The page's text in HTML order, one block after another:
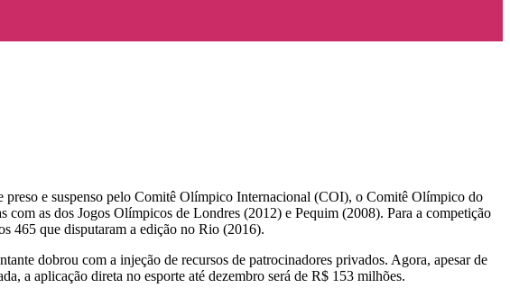
preso e suspenso pelo Comitê Olímpico Internacional (COI), o Comitê Olímpico do
as dos Jogos Olímpicos de Londres (2012) e Pequim (2008). Para a competição
465 que disputaram a edição no Rio (2016).
dobrou com a injeção de recursos de patrocinadores privados. Agora, apesar de
a aplicação direta no esporte até dezembro será de R$ 153 milhões.